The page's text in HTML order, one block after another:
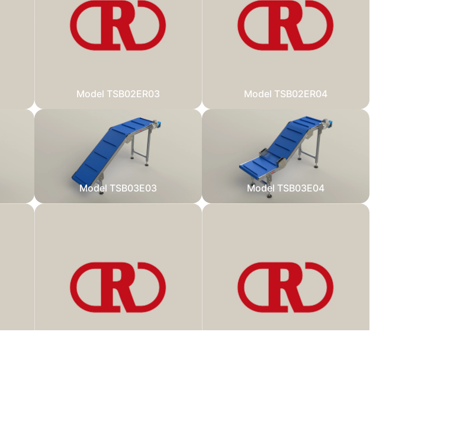
Model TSB02ER03 Model TSB02ER04
Model TSB03E03 Model TSB03E04